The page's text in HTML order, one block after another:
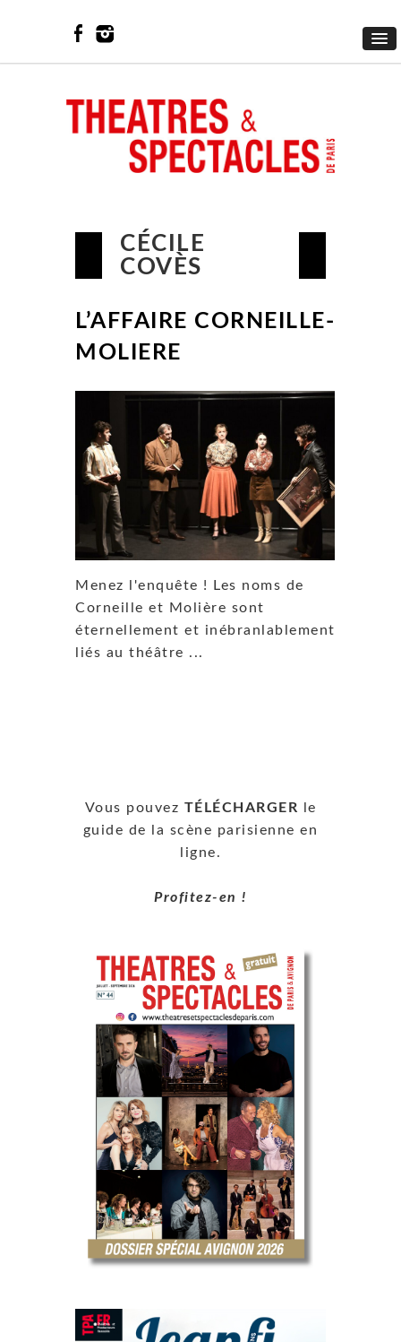
CÉCILE
COVÈS
L’AFFAIRE CORNEILLE-
MOLIERE
Menez l'enquête ! Les noms de
Corneille et Molière sont
éternellement et inébranlablement
liés au théâtre ...
Vous pouvez TÉLÉCHARGER le
guide de la scène parisienne en
ligne.
Profitez-en !